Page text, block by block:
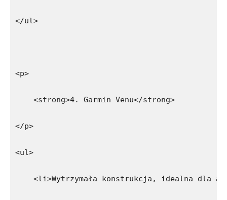
</ul>
<p>
    <strong>4. Garmin Venu</strong>
</p>
<ul>
<li>Wytrzymała konstrukcja, idealna dla